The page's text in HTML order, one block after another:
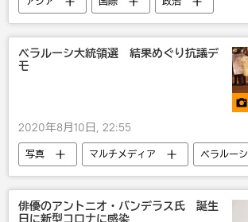
ベラルーシ大統領選 結果めぐり抗議デ
モ
2020年8月10日, 22:55
写真 マルチメディア
ベラルーシ
抗議
大統領選挙
ベラルーシでの抗議デモ
俳優のアントニオ・バンデラス氏 誕生
日に新型コロナに感染